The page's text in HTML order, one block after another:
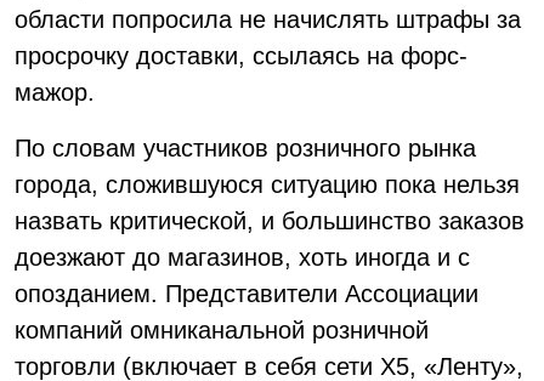
области попросила не начислять штрафы за
просрочку доставки, ссылаясь на форс-
мажор.
По словам участников розничного рынка
города, сложившуюся ситуацию пока нельзя
назвать критической, и большинство заказов
доезжают до магазинов, хоть иногда и с
опозданием. Представители Ассоциации
компаний омниканальной розничной
торговли (включает в себя сети Х5, «Ленту»,